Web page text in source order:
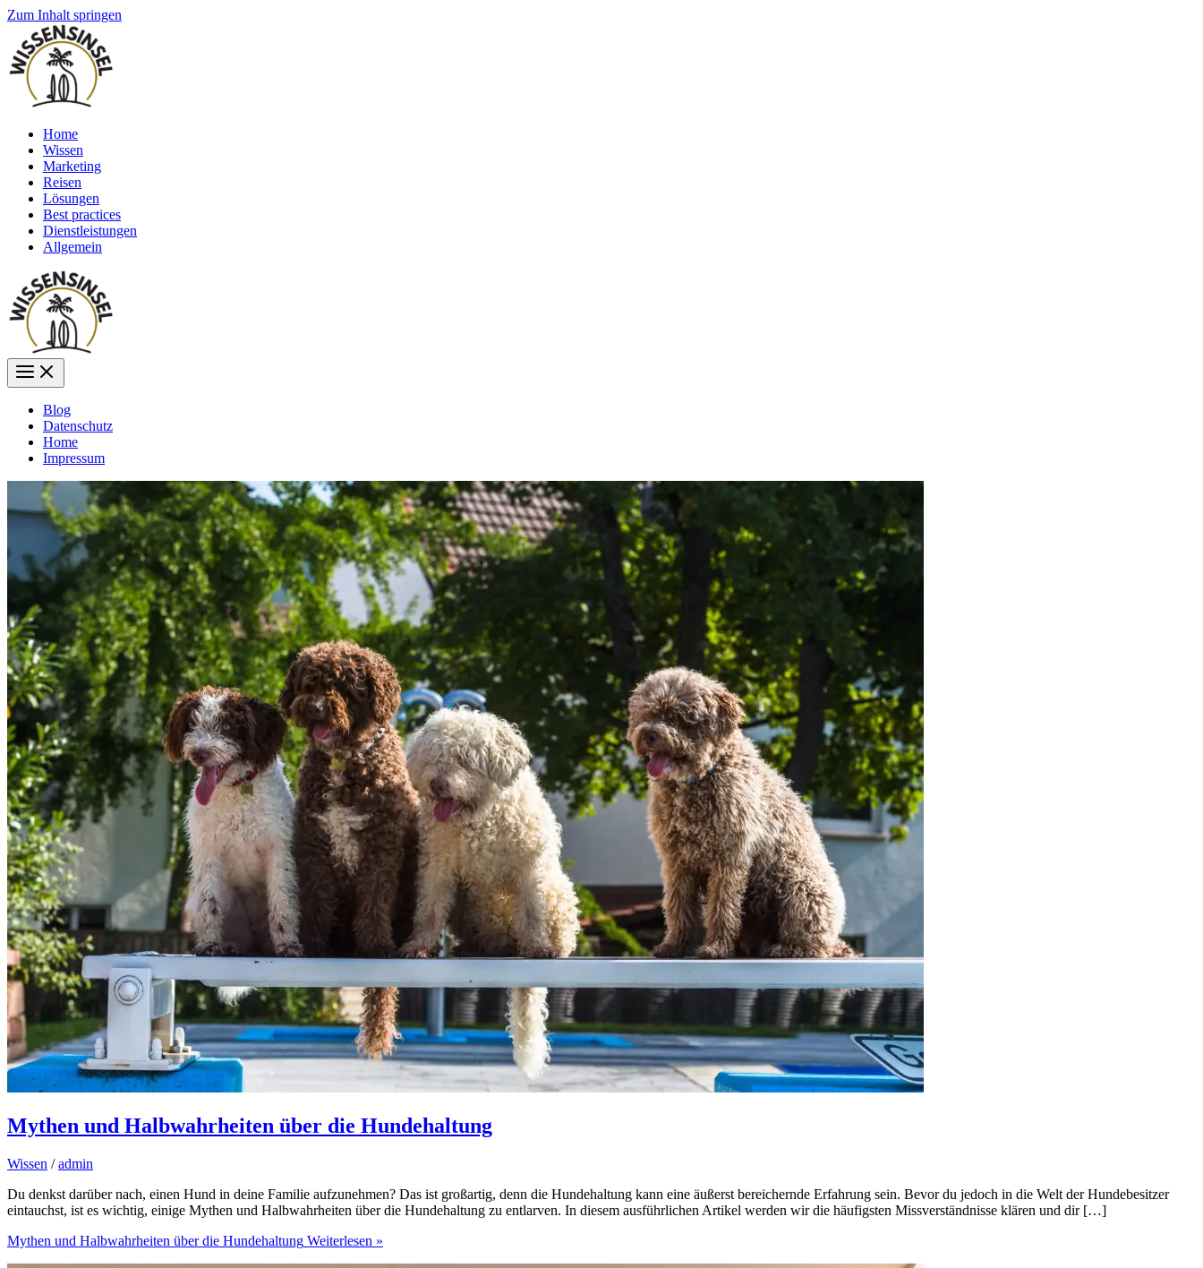
Zum Inhalt springen
Home
Wissen
Marketing
Reisen
Lösungen
Best practices
Dienstleistungen
Allgemein
Blog
Datenschutz
Home
Impressum
Mythen und Halbwahrheiten über die Hundehaltung
Wissen /admin
Du denkst darüber nach, einen Hund in deine Familie aufzunehmen? Das ist großartig, denn die Hundehaltung kann eine äußerst bereichernde Erfahrung sein. Bevor du jedoch in die Welt der Hundebesitzer
eintauchst, ist es wichtig, einige Mythen und Halbwahrheiten über die Hundehaltung zu entlarven. In diesem ausführlichen Artikel werden wir die häufigsten Missverständnisse klären und dir […]
Mythen und Halbwahrheiten über die Hundehaltung Weiterlesen »